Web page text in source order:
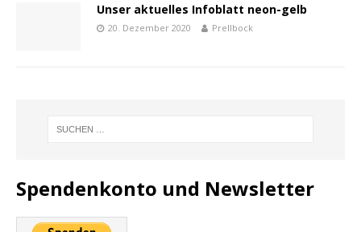
Unser aktuelles Infoblatt neon-gelb
20. Dezember 2020 Prellbock
Spendenkonto und Newsletter